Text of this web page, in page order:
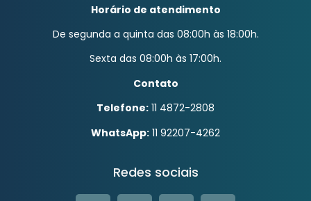
Horário de atendimento
De segunda a quinta das 08:00h às 18:00h.
Sexta das 08:00h às 17:00h.
Contato
Telefone: 11 4872-2808
WhatsApp: 11 92207-4262
Redes sociais